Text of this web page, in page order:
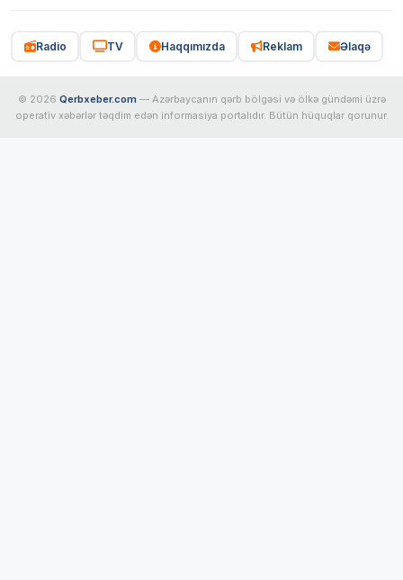
Radio TV Haqqımızda Reklam Əlaqə
© 2026 Qerbxeber.com — Azərbaycanın qərb bölgəsi və ölkə gündəmi üzrə
operativ xəbərlər təqdim edən informasiya portalıdır. Bütün hüquqlar qorunur.